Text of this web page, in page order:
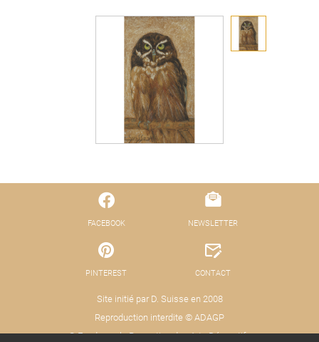
FACEBOOK
PINTEREST
Site initié par D. Suisse en 2008
Reproduction interdite © ADAGP
© Fond pour la Promotion des Arts Décoratifs
NEWSLETTER
CONTACT